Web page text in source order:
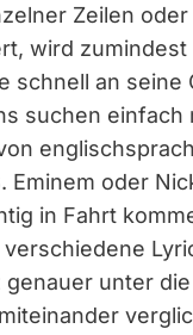
Zeilen
wird
schnell an seine
suchen einfach
Eminem oder
in Fahrt
unter